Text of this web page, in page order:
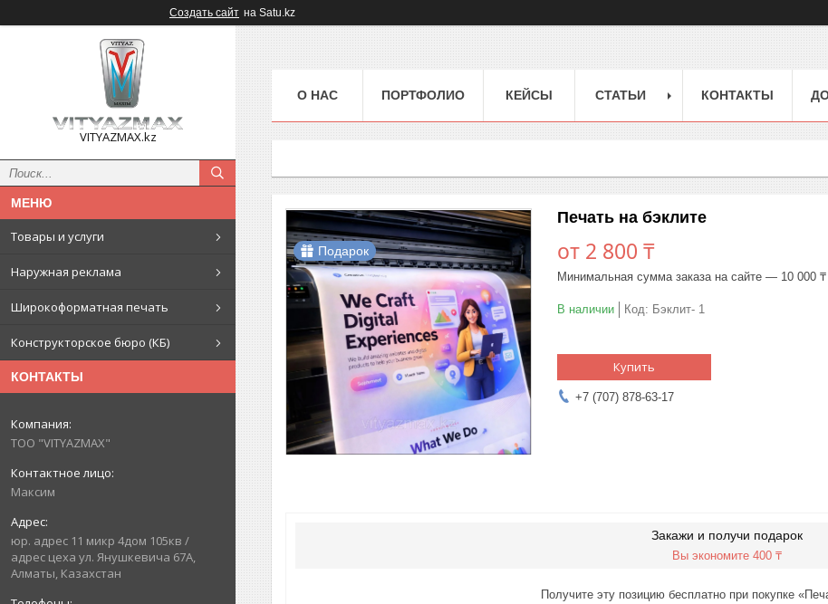
Создать сайт на Satu.kz
VITYAZMAX.kz
Товары и услуги
Наружная реклама
Широкоформатная печать
Конструкторское бюро (КБ)
КОНТАКТЫ
ТОО "VITYAZMAX"
Максим
юр. адрес 11 микр 4дом 105кв /
адрес цеха ул. Янушкевича 67А,
Алматы, Казахстан
О НАС ПОРТФОЛИО КЕЙСЫ СТАТЬИ КОНТАКТЫ
Подарок
Печать на бэклите
от 2 800 ₸
Минимальная сумма заказа на сайте — 10 000 ₸
В наличии Код: Бэклит- 1
Купить
+7 (707) 878-63-17
Закажи и получи подарок
Вы экономите 400 ₸
Получите эту позицию бесплатно при покупке